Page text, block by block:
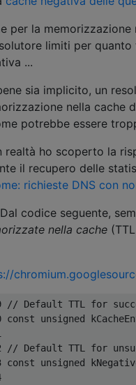
per la
limiti per
...
sia implicito, un
nella cache
potrebbe essere
realtà ho scoperto la
il recupero delle
richieste DNS con
Dal codice seguente,
nella cache
// Default TTL for
const unsigned
// Default TTL for
const unsigned